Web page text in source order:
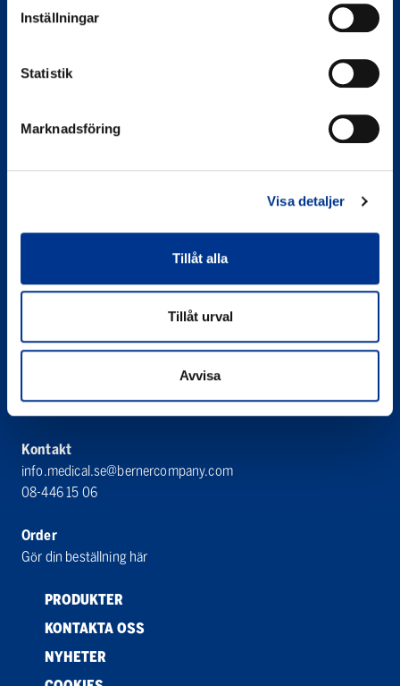
Inställningar
Statistik
Marknadsföring
Visa detaljer
Tillåt alla
Tillåt urval
Avvisa
Bröderna Berner AB
245 42 Staffanstorp
556065-3031
Bröderna Berner AB
192 79 Sollentuna
Kontakt
info.medical.se@bernercompany.com
08-446 15 06
Order
Gör din beställning här
PRODUKTER
KONTAKTA OSS
NYHETER